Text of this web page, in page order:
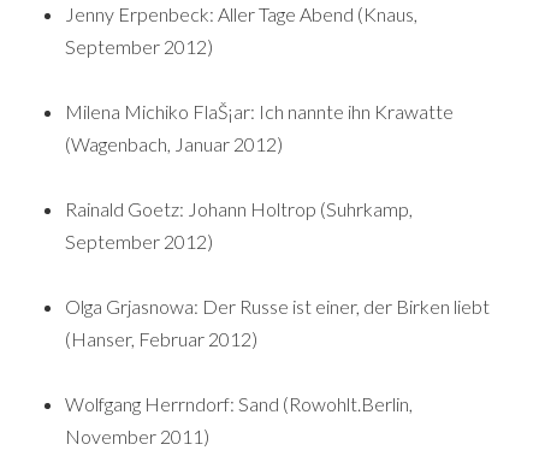
Jenny Erpenbeck: Aller Tage Abend (Knaus,
September 2012)
Milena Michiko FlaŠ¡ar: Ich nannte ihn Krawatte
(Wagenbach, Januar 2012)
Rainald Goetz: Johann Holtrop (Suhrkamp,
September 2012)
Olga Grjasnowa: Der Russe ist einer, der Birken liebt
(Hanser, Februar 2012)
Wolfgang Herrndorf: Sand (Rowohlt.Berlin,
November 2011)